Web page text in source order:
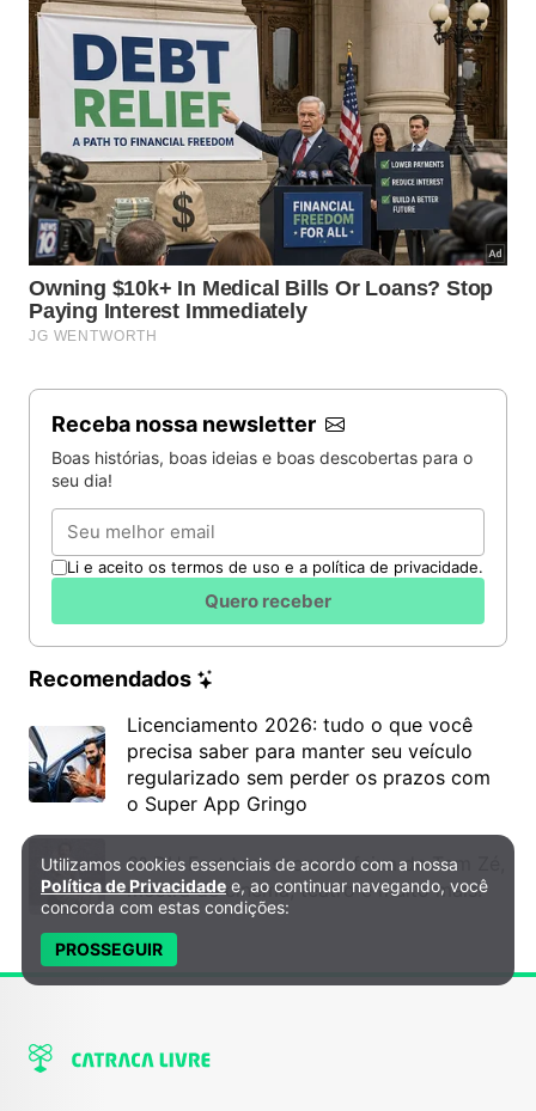
Receba nossa newsletter
Boas histórias, boas ideias e boas descobertas para o
seu dia!
Email
Li e aceito os termos de uso e a política de privacidade.
Quero receber
Recomendados
Licenciamento 2026: tudo o que você
precisa saber para manter seu veículo
regularizado sem perder os prazos com
o Super App Gringo
6º DH Fest tem show na faixa de Tom Zé,
mostra de cinema, teatro e muito mais!
Política de Privacidade e Cookies
Utilizamos cookies essenciais de acordo com a nossa
Política de Privacidade e, ao continuar navegando, você
concorda com estas condições:
PROSSEGUIR